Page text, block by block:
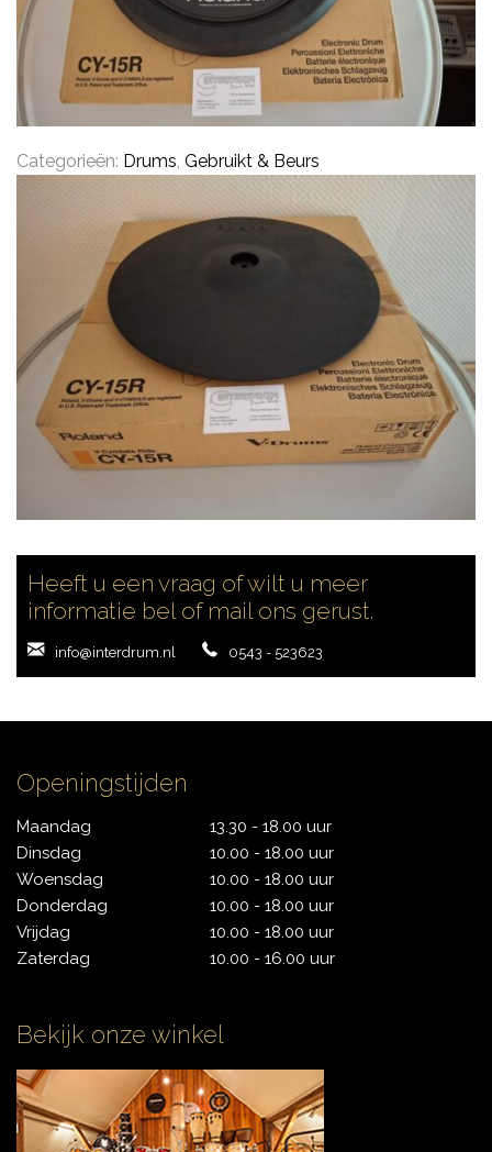
Categorieën: Drums, Gebruikt & Beurs
Heeft u een vraag of wilt u meer
informatie bel of mail ons gerust.
info@interdrum.nl 0543 - 523623
Openingstijden
Maandag
Dinsdag
Woensdag
Donderdag
Vrijdag
Zaterdag
13.30 - 18.00 uur
10.00 - 18.00 uur
10.00 - 18.00 uur
10.00 - 18.00 uur
10.00 - 18.00 uur
10.00 - 16.00 uur
Bekijk onze winkel